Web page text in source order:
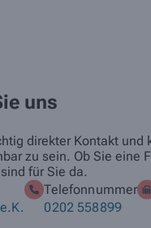
uns
direkter Kontakt
zu sein. Ob Sie eine
für Sie da.
Telefonnummer
0202 558899